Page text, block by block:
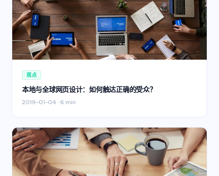
观点
本地与全球网页设计：如何触达正确的受众？
2019-01-04 · 6 min